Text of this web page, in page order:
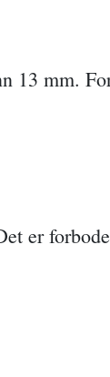
13 mm.
er